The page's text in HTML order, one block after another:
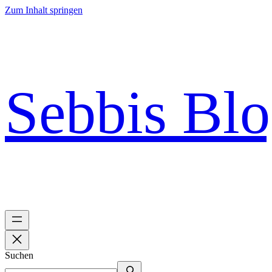
Zum Inhalt springen
Sebbis
Suchen